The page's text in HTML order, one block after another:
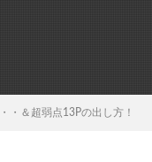
・＆超弱点13Pの出し方！